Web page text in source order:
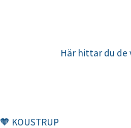
Här hittar du
🧡 KOUSTRUP